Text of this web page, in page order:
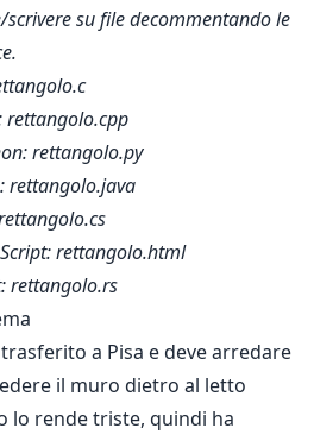
scrivere su file decommentando le
rettangolo.cpp
rettangolo.py
rettangolo.java
rettangolo.html
rettangolo.rs
a Pisa e deve arredare
il muro dietro al letto
lo rende triste, quindi ha